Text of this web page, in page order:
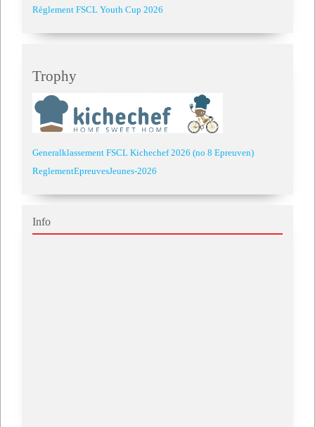
Règlement FSCL Youth Cup 2026
Trophy
Generalklassement FSCL Kichechef 2026 (no 8 Epreuven)
ReglementEpreuvesJeunes-2026
Info